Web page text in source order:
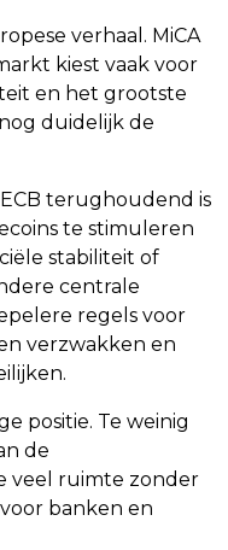
verhaal. MiCA
kiest vaak voor
en het grootste
duidelijk de
terughoudend is
te stimuleren
stabiliteit of
centrale
regels voor
verzwakken en
positie. Te weinig
de
veel ruimte zonder
banken en